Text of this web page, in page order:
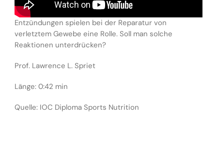
Entzündungen spielen bei der Reparatur von
verletztem Gewebe eine Rolle. Soll man solche
Reaktionen unterdrücken?
Prof. Lawrence L. Spriet
Länge: 0:42 min
Quelle: IOC Diploma Sports Nutrition